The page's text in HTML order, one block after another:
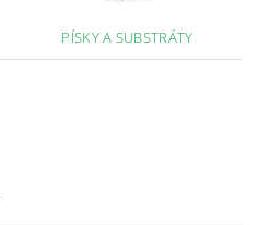
PÍSKY A SUBSTRÁTY